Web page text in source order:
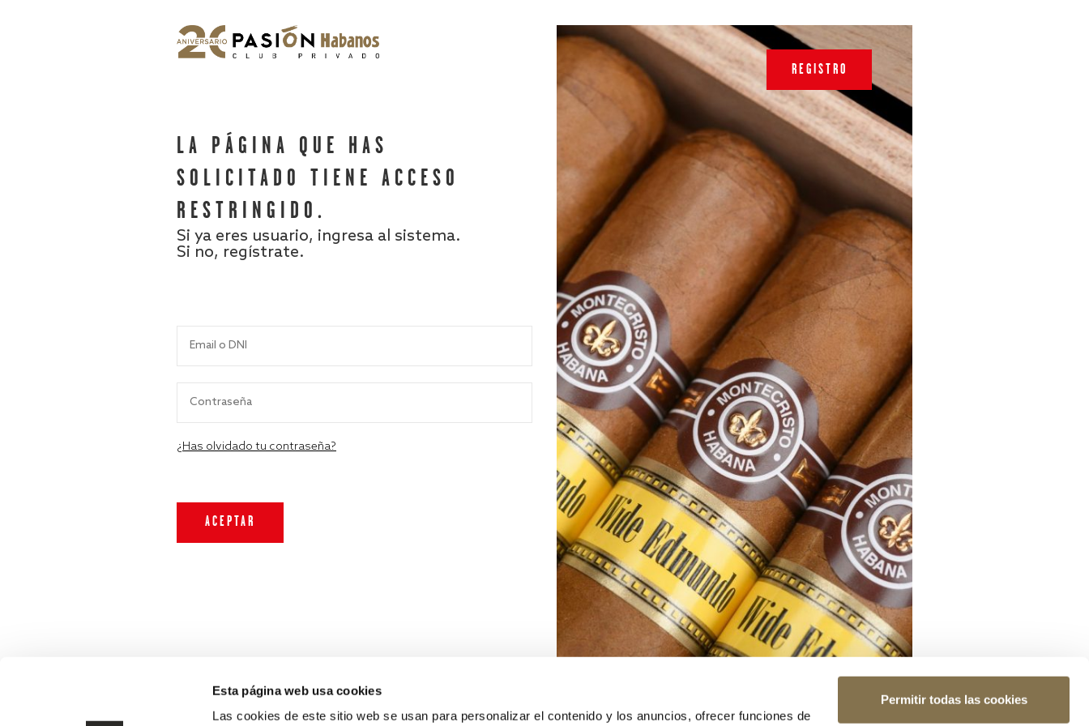
Esta página web usa cookies
Las cookies de este sitio web se usan para personalizar el contenido y los anuncios, ofrecer funciones de
Permitir todas las cookies
LA PÁGINA QUE HAS
SOLICITADO TIENE ACCESO
RESTRINGIDO.
Si ya eres usuario, ingresa al sistema.
Si no, regístrate.
¿Has olvidado tu contraseña?
REGISTRO